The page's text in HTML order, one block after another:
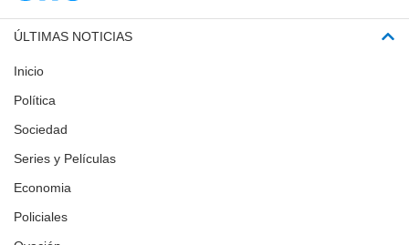
ÚLTIMAS NOTICIAS
Inicio
Política
Sociedad
Series y Películas
Economia
Policiales